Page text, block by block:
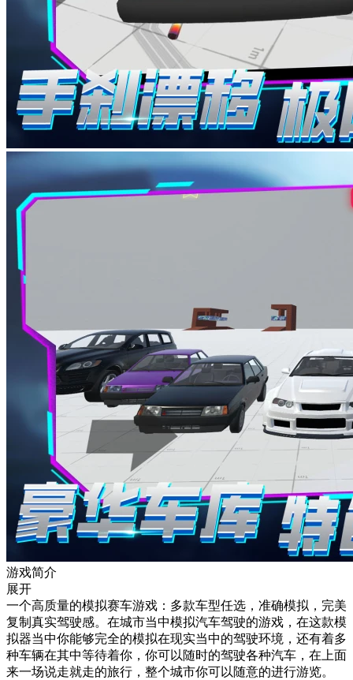
游戏简介
展开
一个高质量的模拟赛车游戏：多款车型任选，准确模拟，完美
复制真实驾驶感。在城市当中模拟汽车驾驶的游戏，在这款模
拟器当中你能够完全的模拟在现实当中的驾驶环境，还有着多
种车辆在其中等待着你，你可以随时的驾驶各种汽车，在上面
来一场说走就走的旅行，整个城市你可以随意的进行游览。